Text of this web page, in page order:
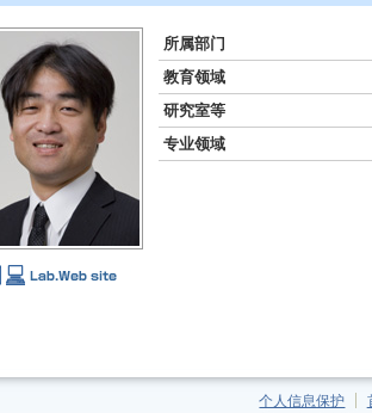
所属部门
教育领域
研究室等
专业领域
个人信息保护